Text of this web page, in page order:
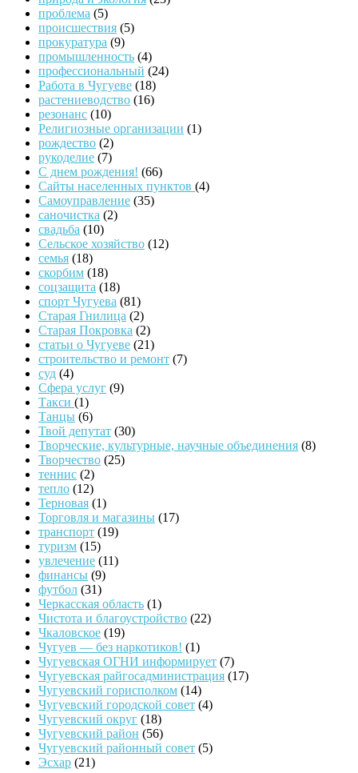
проблема (5)
происшествия (5)
прокуратура (9)
промышленность (4)
профессиональный (24)
Работа в Чугуеве (18)
растениеводство (16)
резонанс (10)
Религиозные организации (1)
рождество (2)
рукоделие (7)
С днем рождения! (66)
Сайты населенных пунктов (4)
Самоуправление (35)
саночистка (2)
свадьба (10)
Сельское хозяйство (12)
семья (18)
скорбим (18)
соцзащита (18)
спорт Чугуева (81)
Старая Гнилица (2)
Старая Покровка (2)
статьи о Чугуеве (21)
строительство и ремонт (7)
суд (4)
Сфера услуг (9)
Такси (1)
Танцы (6)
Твой депутат (30)
Творческие, культурные, научные объединения (8)
Творчество (25)
теннис (2)
тепло (12)
Терновая (1)
Торговля и магазины (17)
транспорт (19)
туризм (15)
увлечение (11)
финансы (9)
футбол (31)
Черкасская область (1)
Чистота и благоустройство (22)
Чкаловское (19)
Чугуев — без наркотиков! (1)
Чугуевская ОГНИ информирует (7)
Чугуевская райгосадминистрация (17)
Чугуевский горисполком (14)
Чугуевский городской совет (4)
Чугуевский округ (18)
Чугуевский район (56)
Чугуевский районный совет (5)
Эсхар (21)